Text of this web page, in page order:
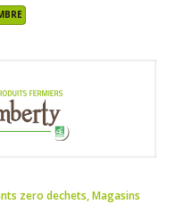
zero dechets,Magasins